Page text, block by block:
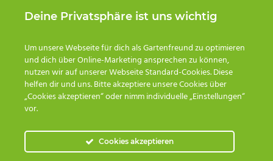
Deine Privatsphäre ist uns wichtig
Um unsere Webseite für dich als Gartenfreund zu optimieren
und dich über Online-Marketing ansprechen zu können,
nutzen wir auf unserer Webseite Standard-Cookies. Diese
helfen dir und uns. Bitte akzeptiere unsere Cookies über
„Cookies akzeptieren“ oder nimm individuelle „Einstellungen“
vor.
Cookies akzeptieren
Saisonausklang